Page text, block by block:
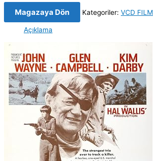
Magazaya Dön Kategoriler: VCD FILM
Açıklama